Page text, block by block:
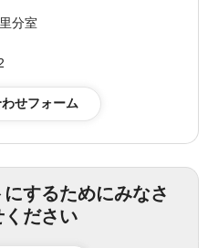
分室
するためにみなさ
ください